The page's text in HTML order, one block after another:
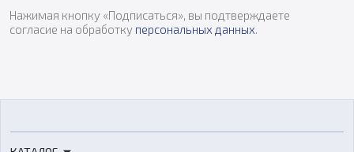
Нажимая кнопку «Подписаться», вы подтверждаете
согласие на обработку персональных данных.